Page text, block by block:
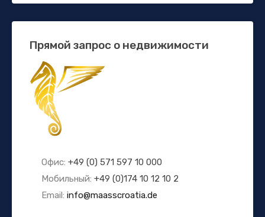
Прямой запрос о недвижимости
Офис: +49 (0) 571 597 10 000
Мобильный: +49 (0)174 10 12 10 2
Email: info@maasscroatia.de